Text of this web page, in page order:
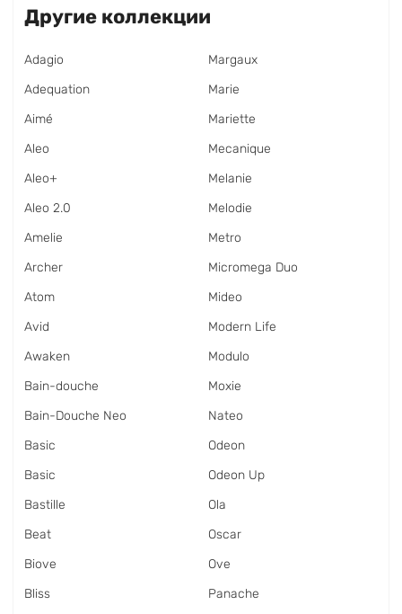
Другие коллекции
Adagio
Adequation
Aimé
Aleo
Aleo+
Aleo 2.0
Amelie
Archer
Atom
Avid
Awaken
Bain-douche
Bain-Douche Neo
Basic
Basic
Bastille
Beat
Biove
Bliss
Margaux
Marie
Mariette
Mecanique
Melanie
Melodie
Metro
Micromega Duo
Mideo
Modern Life
Modulo
Moxie
Nateo
Odeon
Odeon Up
Ola
Oscar
Ove
Panache